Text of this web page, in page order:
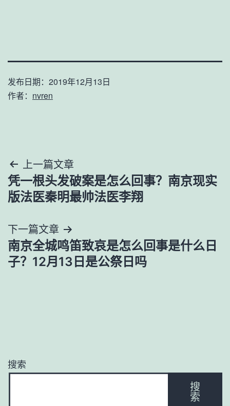
发布日期： 2019年12月13日
作者： nvren
文
章
航
上一篇文章
凭一根头发破案是怎么回事？南京现实
版法医秦明最帅法医李翔
下一篇文章
南京全城鸣笛致哀是怎么回事是什么日
子？12月13日是公祭日吗
搜索
搜
索